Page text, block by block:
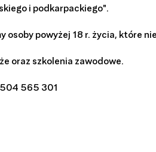
i podkarpackiego".
osoby powyżej 18 r. życia, które
oraz szkolenia zawodowe.
565 301